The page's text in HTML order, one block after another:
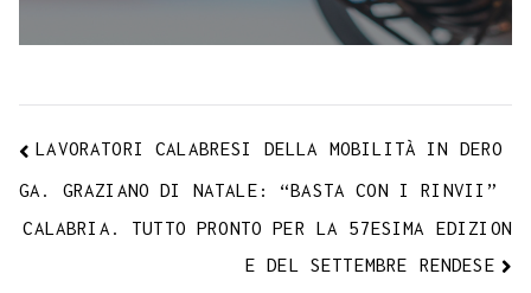
LAVORATORI CALABRESI DELLA MOBILITÀ IN DERO
GA. GRAZIANO DI NATALE: “BASTA CON I RINVII”
CALABRIA. TUTTO PRONTO PER LA 57ESIMA EDIZION
E DEL SETTEMBRE RENDESE